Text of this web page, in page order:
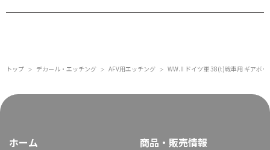
トップ ＞ デカール・エッチング ＞ AFV用エッチング ＞ WW.II ドイツ軍 38(t)戦車用 ギアボ
ホーム 商品・販売情報